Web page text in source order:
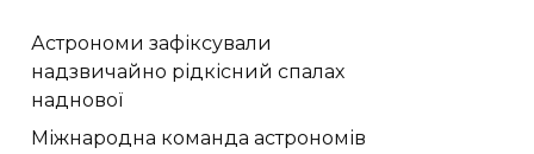
Астрономи зафіксували
надзвичайно рідкісний спалах
наднової
Міжнародна команда астрономів